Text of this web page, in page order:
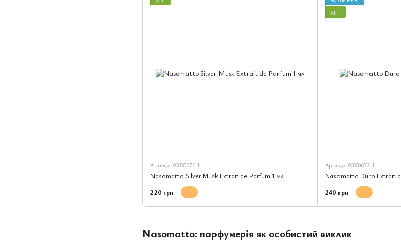
Nasomatto: парфумерія як особистий виклик
Артикул: 00000676-1
Nasomatto Silver Musk Extrait de Parfum 1 мл
220 грн
ХІТ
Артикул: 00000672-1
Nasomatto Duro Extrait
240 грн